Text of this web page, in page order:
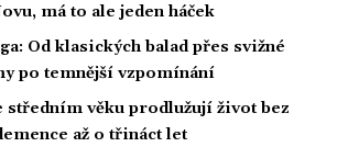
má to ale jeden háček
Od klasických balad přes svižné
po temnější vzpomínání
věku prodlužují život bez
až o třináct let